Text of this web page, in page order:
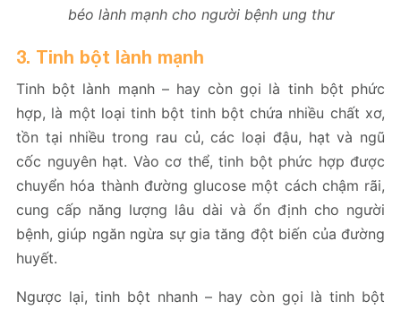
béo lành mạnh cho người bệnh ung thư
3. Tinh bột lành mạnh
Tinh bột lành mạnh – hay còn gọi là tinh bột phức
hợp, là một loại tinh bột tinh bột chứa nhiều chất xơ,
tồn tại nhiều trong rau củ, các loại đậu, hạt và ngũ
cốc nguyên hạt. Vào cơ thể, tinh bột phức hợp được
chuyển hóa thành đường glucose một cách chậm rãi,
cung cấp năng lượng lâu dài và ổn định cho người
bệnh, giúp ngăn ngừa sự gia tăng đột biến của đường
huyết.
Ngược lại, tinh bột nhanh – hay còn gọi là tinh bột